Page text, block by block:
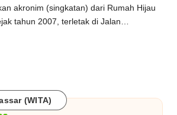
akronim (singkatan) dari Rumah Hijau
tahun 2007, terletak di Jalan…
(WITA)